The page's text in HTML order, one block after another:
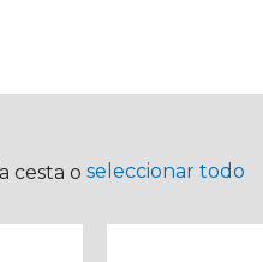
cesta o seleccionar todo